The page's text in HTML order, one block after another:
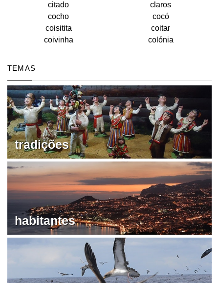
citado
claros
cocho
cocó
coisitita
coitar
coivinha
colónia
TEMAS
tradições
habitantes